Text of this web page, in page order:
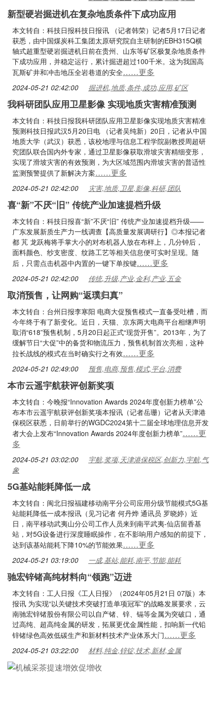
新型硬岩掘进机在复杂地质条件下成功应用
本文转自：科技日报科技日报讯 （记者韩荣）记者5月17日记者
获悉，由中国煤炭科工集团太原研究院自主研制的EBH315Q横
轴式超重型硬岩掘进机日前在贵州、山东等矿区极复杂地质条件
下成功应用，并稳定运行，累计掘进超过100千米。这为我国高
瓦斯矿井和冲击地压全岩巷道的安全……更多
2024-05-21 02:42:00 掘进机,地质,条件,成功,应用,矿区
我科研团队应用卫星影像 实现地质灾害精准预测
本文转自：科技日报我科研团队应用卫星影像实现地质灾害精准
预测科技日报武汉5月20日电 （记者吴纯新）20日，记者从中国
地质大学（武汉）获悉，该校地理与信息工程学院副教授周超研
究团队联合国内外专家，通过卫星影像获取滑坡灾害精细变形，
实现了滑坡灾害的有效预测，为大区域范围内滑坡灾害的普适性
监测预警提供了新解决方案……更多
2024-05-21 02:42:00 灾害,地质,卫星,影像,科研,团队
喜“新”不厌“旧” 传统产业加速提档升级
本文转自：科技日报喜“新”不厌“旧” 传统产业加速提档升级——
广东发展新质生产力一线调查【高质量发展调研行】◎本报记者
都 芃 龙跃梅将手掌大小的对布机器人放在布样上，几分钟后，
面料颜色、纱支密度、纹路工艺等相关信息便可实时呈现。随
后，只需点击机器中内置的一键下单按键……更多
2024-05-21 02:42:00 传统,升级,产业,金利,产业,五金
取消预售，让网购“返璞归真”
本文转自：台州日报李寒阳 电商大促预售模式一直备受吐槽，而
今年终于有了新变化。近日，天猫、京东两大电商平台相继声明
取消“618”预售机制，5月20日起正式“现货开售”。2013年，为了
缓解节日“大促”中的备货和物流压力，预售机制首次亮相，这种
拉长战线的模式在当时确实行之有效……更多
2024-05-21 02:49:00 预售,电商,预售,模式,平台,消费
本市云遥宇航获评创新奖项
本文转自：今晚报“Innovation Awards 2024年度创新力榜单”公
布本市云遥宇航获评创新奖项本报讯（记者岳珊）记者从天津港
保税区获悉，日前举行的WGDC2024第十二届全球地理信息开发
者大会上发布“Innovation Awards 2024年度创新力榜单”……更
多
2024-05-21 03:02:00
宇航,奖项,天津港保税区,创新力,宇航,气
象
5G基站能耗降低一成
本文转自：闽北日报福建移动南平分公司应用分级节能模式5G基
站能耗降低一成本报讯（见习记者 何丹烨 通讯员 罗晓婷）近
日，南平移动武夷山分公司工作人员来到南平武夷-仙店留香基
站，对5G设备进行深度睡眠操作，在不影响用户感知的前提下，
达到该基站能耗下降10%的节能效果……更多
2024-05-21 03:19:00 一成,基站,能耗,南平,节能,能耗
驰宏锌锗高纯材料向“领跑”迈进
本文转自：工人日报《工人日报》（2024年05月21日 07版）本
报讯 为实现“以关键技术突破打造单项冠军”的战略发展要求，云
南驰宏锌锗股份有限公司以自产锗、锌、镉等金属为突破口，通
过高纯、超高纯金属的研发，拓展更优金属性能，扣响新一代铅
锌锗绿色高效低碳生产和新材料技术产业体系大门……更多
2024-05-21 03:22:00 材料,纯金,锌锭,技术,新材,金属